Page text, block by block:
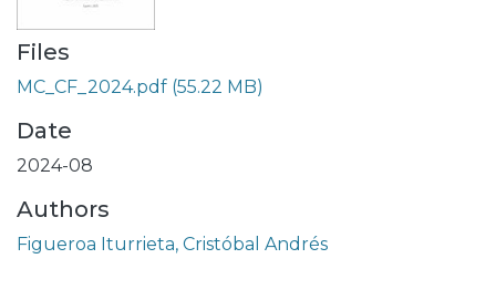
Files
MC_CF_2024.pdf (55.22 MB)
Date
2024-08
Authors
Figueroa Iturrieta, Cristóbal Andrés